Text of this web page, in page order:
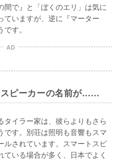
間で』と「ぼくのエリ」は気に
ていますが、逆に『マーター
す。
AD
スピーカーの名前が……
タイラー家は、彼らよりもさら
です。別荘は照明も音響もスマ
ルされています。スマートスピ
いる場合が多く、日本でよく